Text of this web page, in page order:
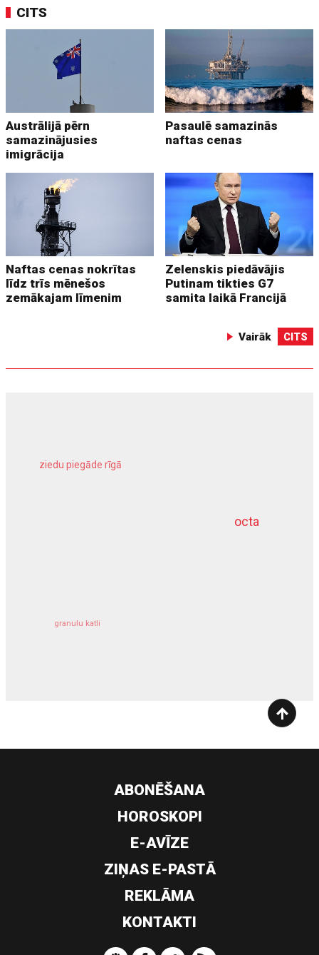
CITS
Austrālijā pērn
samazinājusies
imigrācija
Pasaulē samazinās
naftas cenas
Naftas cenas nokrītas
līdz trīs mēnešos
zemākajam līmenim
Zelenskis piedāvājis
Putinam tikties G7
samita laikā Francijā
Vairāk CITS
octa
ziedu piegāde rīgā
granulu katli
dziļurbums
ABONĒŠANA
HOROSKOPI
E-AVĪZE
ZIŅAS E-PASTĀ
REKLĀMA
KONTAKTI